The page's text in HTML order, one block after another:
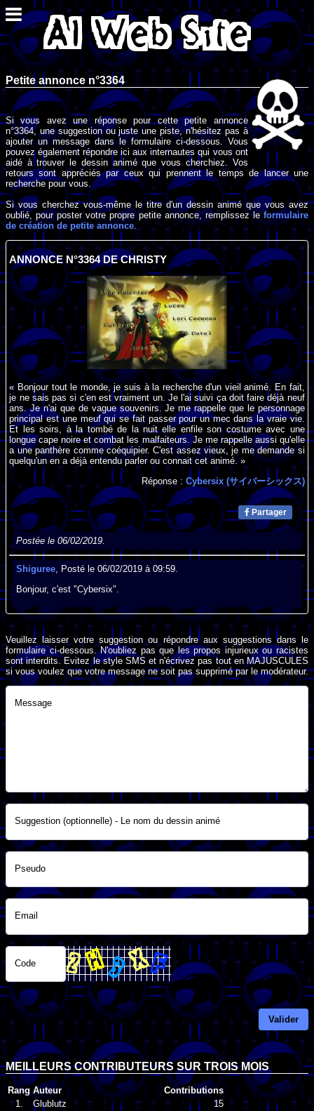
Petite annonce n°3364
Si vous avez une réponse pour cette petite annonce
n°3364, une suggestion ou juste une piste, n'hésitez pas à
ajouter un message dans le formulaire ci-dessous. Vous
pouvez également répondre ici aux internautes qui vous ont
aidé à trouver le dessin animé que vous cherchiez. Vos
retours sont appréciés par ceux qui prennent le temps de lancer une
recherche pour vous.
Si vous cherchez vous-même le titre d'un dessin animé que vous avez
oublié, pour poster votre propre petite annonce, remplissez leformulaire
de création de petite annonce .
ANNONCE N°3364 DE CHRISTY
« Bonjour tout le monde, je suis à la recherche d'un vieil animé. En fait,
je ne sais pas si c'en est vraiment un. Je l'ai suivi ça doit faire déjà neuf
ans. Je n'ai que de vague souvenirs. Je me rappelle que le personnage
principal est une meuf qui se fait passer pour un mec dans la vraie vie.
Et les soirs, à la tombé de la nuit elle enfile son costume avec une
longue cape noire et combat les malfaiteurs. Je me rappelle aussi qu'elle
a une panthère comme coéquipier. C'est assez vieux, je me demande si
quelqu'un en a déjà entendu parler ou connait cet animé. »
Réponse : Cybersix (サイバーシックス)
Partager
Postée le 06/02/2019.
Shiguree, Posté le 06/02/2019 à 09:59.
Bonjour, c'est "Cybersix".
Veuillez laisser votre suggestion ou répondre aux suggestions dans le
formulaire ci-dessous. N'oubliez pas que les propos injurieux ou racistes
sont interdits. Evitez le style SMS et n'écrivez pas tout en MAJUSCULES
si vous voulez que votre message ne soit pas supprimé par le modérateur.
Message
Suggestion (optionnelle) - Le nom du dessin animé
Pseudo
Email
Code
Valider
MEILLEURS CONTRIBUTEURS SUR TROIS MOIS
Rang Auteur
Contributions
1.
Glublutz
15